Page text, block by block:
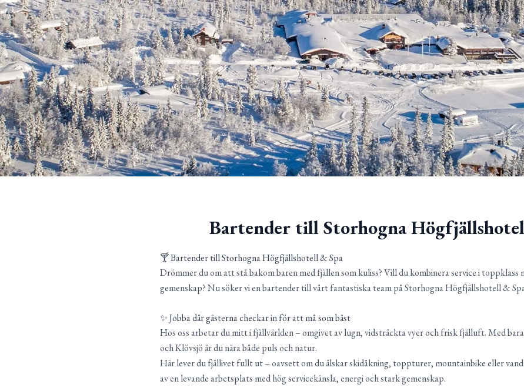
Bartender till Storhogna
🍸 Bartender till Storhogna Högfjällshotell & Spa
Drömmer du om att stå bakom baren med fjällen som kuliss? Vill du kombinera service i
gemenskap? Nu söker vi en bartender till vårt fantastiska team på Storhogna Högfjällshotell &
✨ Jobba där gästerna checkar in för att må som bäst
Hos oss arbetar du mitt i fjällvärlden – omgivet av lugn, vidsträckta vyer och frisk fjälluft. Med
och Klövsjö är du nära både puls och natur.
Här lever du fjällivet fullt ut – oavsett om du älskar skidåkning, toppturer, mountainbike eller
av en levande arbetsplats med hög servicekänsla, energi och stark gemenskap.